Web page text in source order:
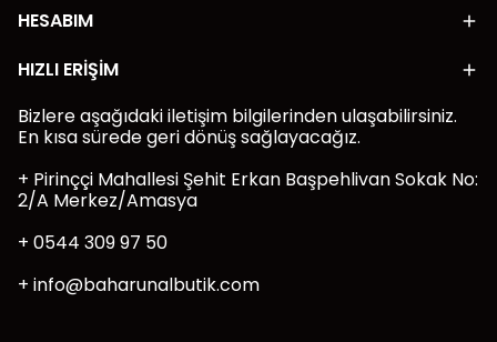
HESABIM
HIZLI ERİŞİM
Bizlere aşağıdaki iletişim bilgilerinden ulaşabilirsiniz.
En kısa sürede geri dönüş sağlayacağız.
+ Pirinççi Mahallesi Şehit Erkan Başpehlivan Sokak No:
2/A Merkez/Amasya
+ 0544 309 97 50
+ info@baharunalbutik.com